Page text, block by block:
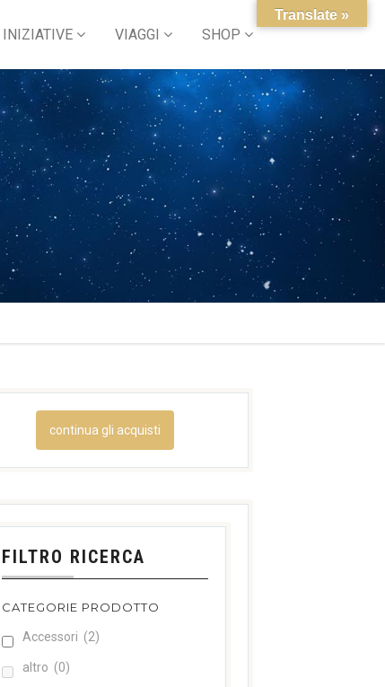
INIZIATIVE VIAGGI SHOP
continua gli acquisti
FILTRO RICERCA
CATEGORIE PRODOTTO
Accessori (2)
altro (0)
Translate »